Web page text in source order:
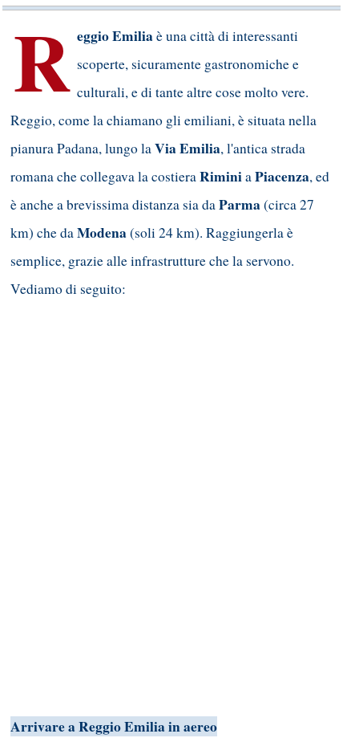
R eggio Emiliaè una città di interessanti
scoperte, sicuramente gastronomiche e
culturali, e di tante altre cose molto vere.
Reggio, come la chiamano gli emiliani, è situata nella
pianura Padana, lungo laVia Emilia, l'antica strada
romana che collegava la costieraRiminiaPiacenza, ed
è anche a brevissima distanza sia daParma(circa 27
km) che daModena(soli 24 km). Raggiungerla è
semplice, grazie alle infrastrutture che la servono.
Vediamo di seguito:
Arrivare a Reggio Emilia in aereo